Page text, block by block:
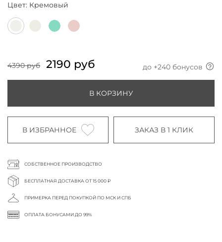
Цвет: Кремовый
4390 руб 2190 руб до +240 бонусов
В КОРЗИНУ
В ИЗБРАННОЕ ЗАКАЗ В 1 КЛИК
СОБСТВЕННОЕ ПРОИЗВОДСТВО
БЕСПЛАТНАЯ ДОСТАВКА ОТ 15 000 ₽
ПРИМЕРКА ПЕРЕД ПОКУПКОЙ ПО МСК И СПБ
ОПЛАТА БОНУСАМИ ДО 99%